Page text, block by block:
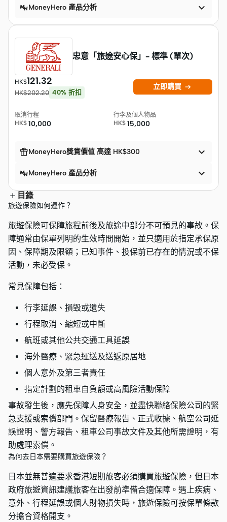
MoneyHero 產品分析 
忠意「旅途安心保」- 標準 (單次)
HK$121.32
HK$202.20 40% 折扣
立即購買 
取消行程
HK$ 10,000
行李及個人物品
HK$ 15,000
MoneyHero獎賞價值 高達 HK$300 
MoneyHero 產品分析 
目錄
旅遊保險如何運作？
旅遊保險可保障旅程前後及旅途中部分不可預見的事故。保
障通常由保單列明的生效時間開始，並只適用於指定承保原
因、保障期及限額；已知事件、投保前已存在的情況或不保
活動，未必受保。
常見保障包括：
行李延誤、損毀或遺失
行程取消、縮短或中斷
航班或其他公共交通工具延誤
海外醫療、緊急運送及送返原居地
個人意外及第三者責任
指定計劃的租車自負額或高風險活動保障
事故發生後，應先保障人身安全，並盡快聯絡保險公司的緊
急支援或索償部門。保留醫療報告、正式收據、航空公司延
誤證明、警方報告、租車公司事故文件及其他所需證明，有
助處理索償。
為何去日本需要購買旅遊保險？
日本並無普遍要求香港短期旅客必須購買旅遊保險，但日本
政府旅遊資訊建議旅客在出發前準備合適保障。遇上疾病、
意外、行程延誤或個人財物損失時，旅遊保險可按保單條款
分擔合資格開支。